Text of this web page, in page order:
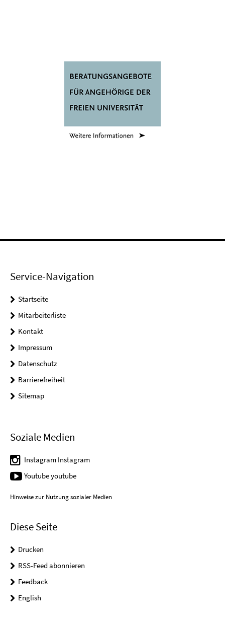
Service-Navigation
Startseite
Mitarbeiterliste
Kontakt
Impressum
Datenschutz
Barrierefreiheit
Sitemap
Soziale Medien
Instagram Instagram
Youtube youtube
Hinweise zur Nutzung sozialer Medien
Diese Seite
Drucken
RSS-Feed abonnieren
Feedback
English